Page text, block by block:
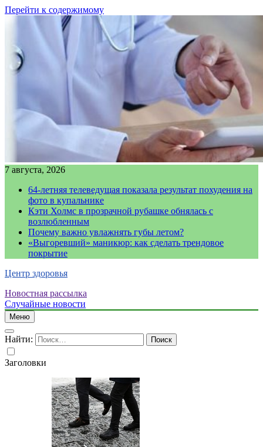
Перейти к содержимому
7 августа, 2026
64-летняя телеведущая показала результат похудения на
фото в купальнике
Кэти Холмс в прозрачной рубашке обнялась с
возлюбленным
Почему важно увлажнять губы летом?
«Выгоревший» маникюр: как сделать трендовое
покрытие
Центр здоровья
Новостная рассылка
Случайные новости
Меню
Найти:
Заголовки